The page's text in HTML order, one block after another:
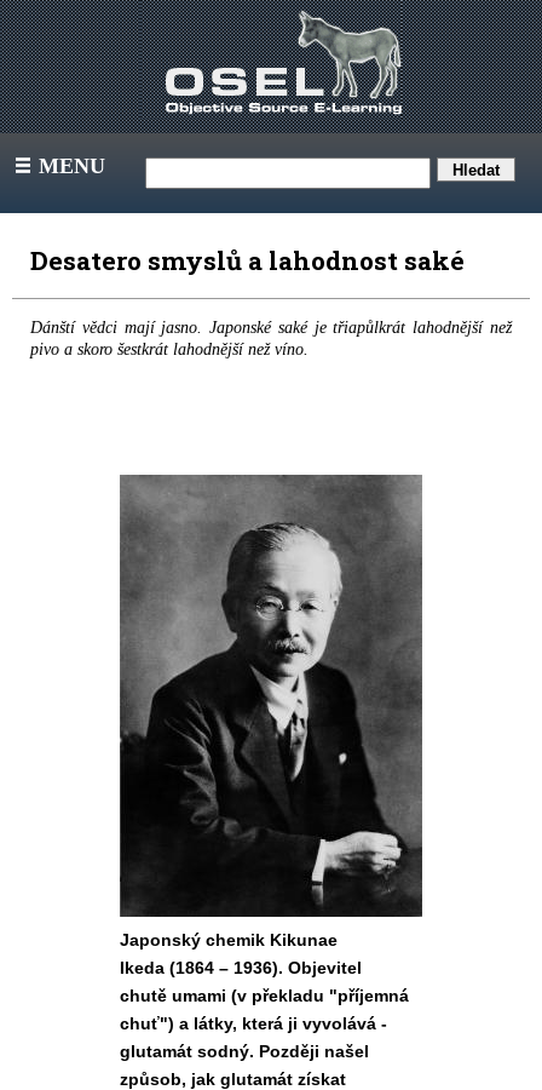
III MENU
Desatero smyslů a lahodnost saké
Dánští vědci mají jasno. Japonské saké je třiapůlkrát lahodnější než
pivo a skoro šestkrát lahodnější než víno.
Japonský chemik Kikunae
Ikeda (1864 – 1936). Objevitel
chutě umami (v překladu "příjemná
chuť") a látky, která ji vyvolává -
glutamát sodný. Později našel
způsob, jak glutamát získat